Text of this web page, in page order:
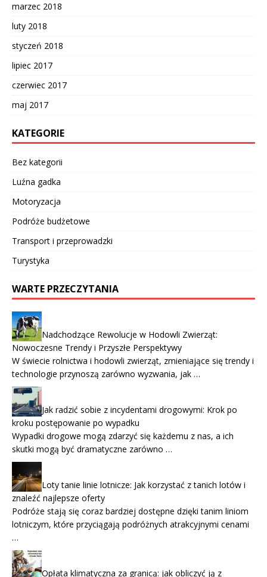
marzec 2018
luty 2018
styczeń 2018
lipiec 2017
czerwiec 2017
maj 2017
KATEGORIE
Bez kategorii
Luźna gadka
Motoryzacja
Podróże budżetowe
Transport i przeprowadzki
Turystyka
WARTE PRZECZYTANIA
Nadchodzące Rewolucje w Hodowli Zwierząt:
Nowoczesne Trendy i Przyszłe Perspektywy
W świecie rolnictwa i hodowli zwierząt, zmieniające się trendy i
technologie przynoszą zarówno wyzwania, jak …
Jak radzić sobie z incydentami drogowymi: Krok po
kroku postępowanie po wypadku
Wypadki drogowe mogą zdarzyć się każdemu z nas, a ich
skutki mogą być dramatyczne zarówno …
Loty tanie linie lotnicze: Jak korzystać z tanich lotów i
znaleźć najlepsze oferty
Podróże stają się coraz bardziej dostępne dzięki tanim liniom
lotniczym, które przyciągają podróżnych atrakcyjnymi cenami
…
Opłata klimatyczna za granicą: jak obliczyć ją z